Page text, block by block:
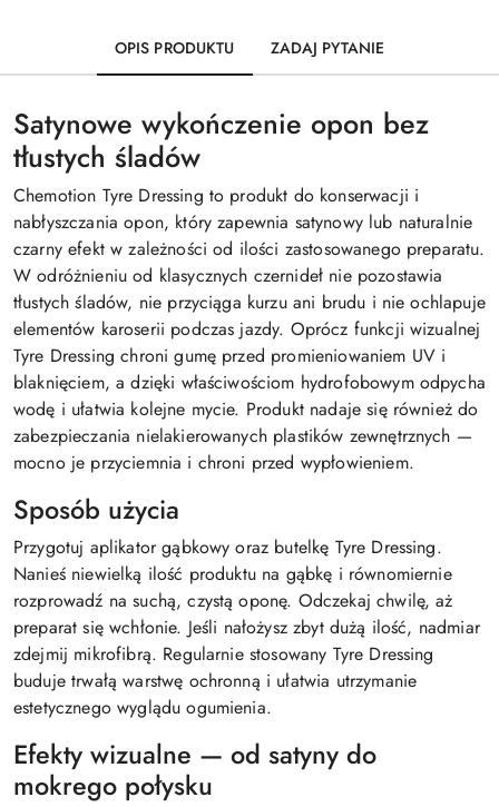
OPIS PRODUKTU ZADAJ PYTANIE
Satynowe wykończenie opon bez
tłustych śladów
Chemotion Tyre Dressing to produkt do konserwacji i
nabłyszczania opon, który zapewnia satynowy lub naturalnie
czarny efekt w zależności od ilości zastosowanego preparatu.
W odróżnieniu od klasycznych czernideł nie pozostawia
tłustych śladów, nie przyciąga kurzu ani brudu i nie ochlapuje
elementów karoserii podczas jazdy. Oprócz funkcji wizualnej
Tyre Dressing chroni gumę przed promieniowaniem UV i
blaknięciem, a dzięki właściwościom hydrofobowym odpycha
wodę i ułatwia kolejne mycie. Produkt nadaje się również do
zabezpieczania nielakierowanych plastików zewnętrznych —
mocno je przyciemnia i chroni przed wypłowieniem.
Sposób użycia
Przygotuj aplikator gąbkowy oraz butelkę Tyre Dressing.
Nanieś niewielką ilość produktu na gąbkę i równomiernie
rozprowadź na suchą, czystą oponę. Odczekaj chwilę, aż
preparat się wchłonie. Jeśli nałożysz zbyt dużą ilość, nadmiar
zdejmij mikrofibrą. Regularnie stosowany Tyre Dressing
buduje trwałą warstwę ochronną i ułatwia utrzymanie
estetycznego wyglądu ogumienia.
Efekty wizualne — od satyny do
mokrego połysku